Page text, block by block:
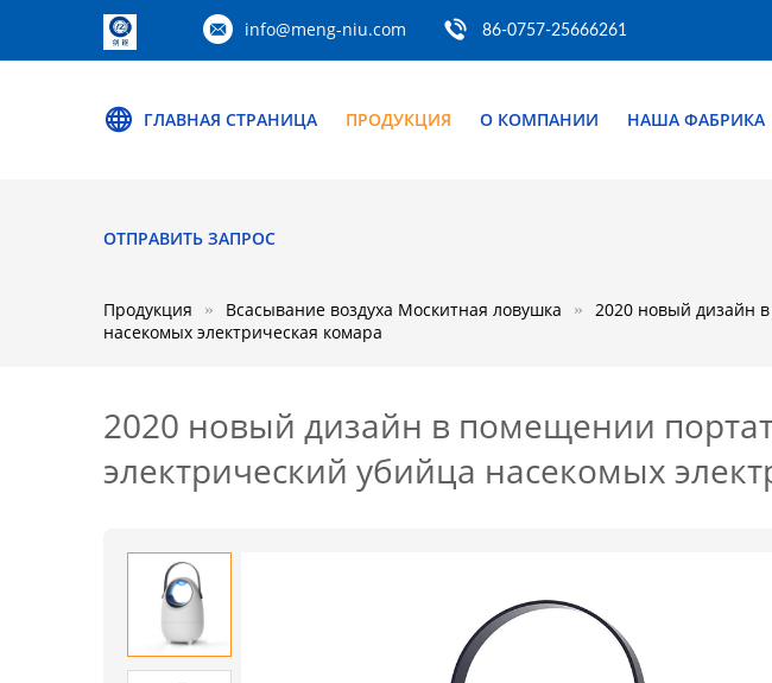
info@meng-niu.com 86-0757-25666261
ГЛАВНАЯ СТРАНИЦА ПРОДУКЦИЯ О КОМПАНИИ НАША ФАБРИКА
ОТПРАВИТЬ ЗАПРОС
Продукция Всасывание воздуха Москитная ловушка
2020 новый дизайн
насекомых электрическая комара
2020 новый дизайн в помещении
электрический убийца насекомых